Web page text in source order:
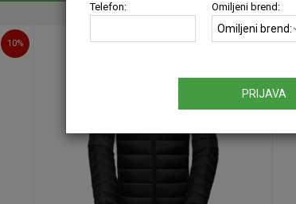
10% 10%
Telefon: Omiljeni brend:
PRIJAVA